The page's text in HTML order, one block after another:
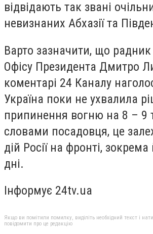
відвідають так звані
невизнаних Абхазії та
Варто зазначити, що радник
Офісу Президента Дмитро
коментарі 24 Каналу
Україна поки не ухвалила
припинення вогню на 8 – 9
словами посадовця, це
дій Росії на фронті,
дні.
Інформує 24tv.ua
Якщо ви помітили помилку, виділіть необхідний текст і
повідомити про це редакцію